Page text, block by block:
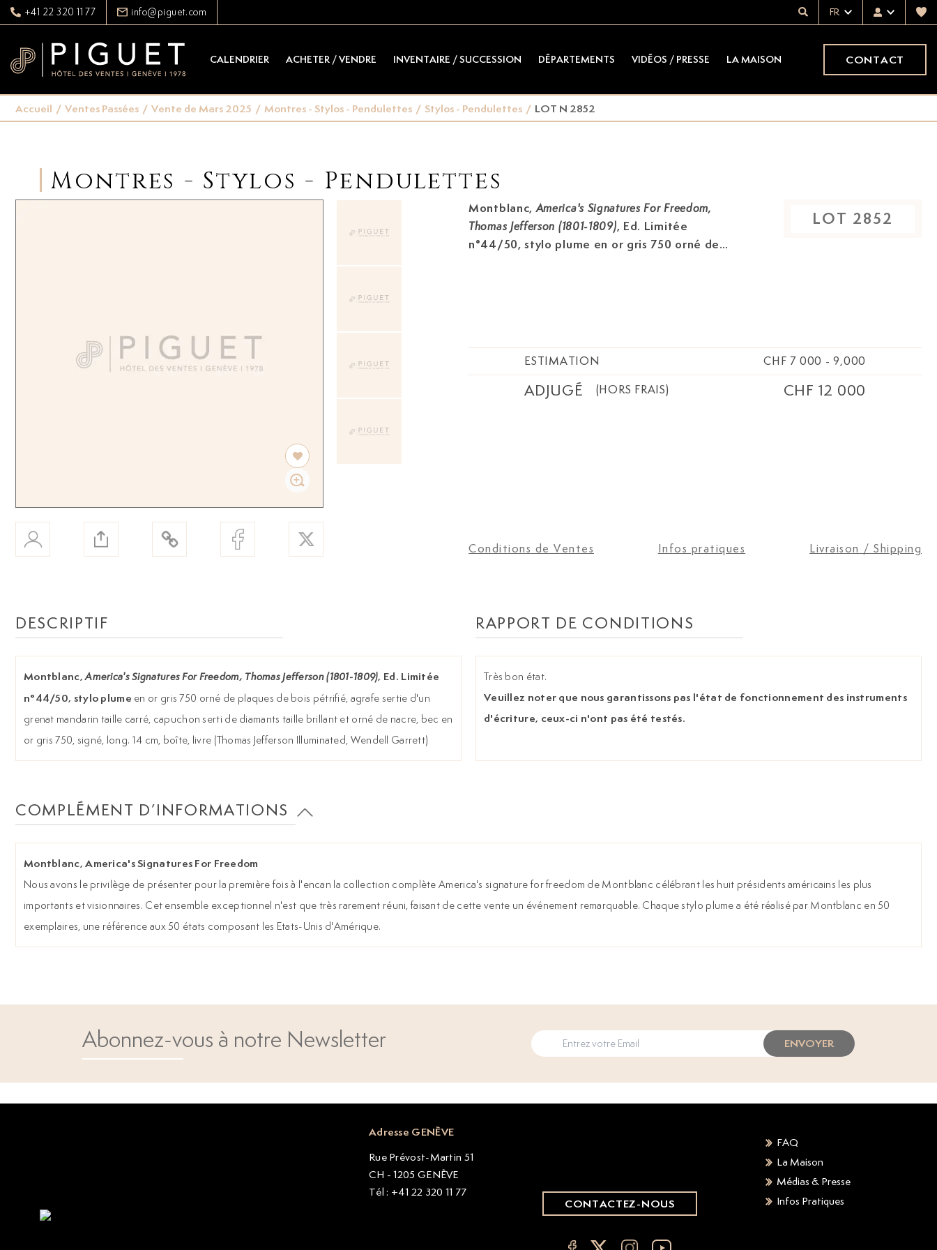
+41 22 320 11 77 info@piguet.com FR
CALENDRIER ACHETER / VENDRE INVENTAIRE / SUCCESSION DÉPARTEMENTS VIDÉOS / PRESSE LA MAISON CONTACT
Accueil / Ventes Passées / Vente de Mars 2025 / Montres - Stylos - Pendulettes / Stylos - Pendulettes / LOT N 2852
Montres - Stylos - Pendulettes
Montblanc,America's Signatures For Freedom,
Thomas Jefferson (1801-1809), Ed. Limitée
n°44/50, stylo plume en or gris 750 orné de
Garrett)
LOT 2852
ESTIMATION CHF 7 000 - 9,000
ADJUGÉ (HORS FRAIS) CHF 12 000
Conditions de Ventes Infos pratiques Livraison / Shipping
DESCRIPTIF
Montblanc,America's Signatures For Freedom, Thomas Jefferson (1801-1809), Ed. Limitée
n°44/50, stylo plume en or gris 750 orné de plaques de bois pétrifié, agrafe sertie d'un
grenat mandarin taille carré, capuchon serti de diamants taille brillant et orné de nacre, bec en
or gris 750, signé, long. 14 cm, boîte, livre (Thomas Jefferson Illuminated, Wendell Garrett)
RAPPORT DE CONDITIONS
Très bon état.
Veuillez noter que nous garantissons pas l'état de fonctionnement des instruments
d'écriture, ceux-ci n'ont pas été testés.
COMPLÉMENT D’INFORMATIONS
Montblanc, America's Signatures For Freedom
Nous avons le privilège de présenter pour la première fois à l'encan la collection complète America's signature for freedom de Montblanc célébrant les huit présidents américains les plus
importants et visionnaires. Cet ensemble exceptionnel n'est que très rarement réuni, faisant de cette vente un événement remarquable. Chaque stylo plume a été réalisé par Montblanc en 50
exemplaires, une référence aux 50 états composant les Etats-Unis d'Amérique.
Abonnez-vous à notre Newsletter ENVOYER
Adresse GENÈVE
Rue Prévost-Martin 51
CH - 1205 GENÈVE
Tél : +41 22 320 11 77
CONTACTEZ-NOUS
FAQ
La Maison
Médias & Presse
Infos Pratiques